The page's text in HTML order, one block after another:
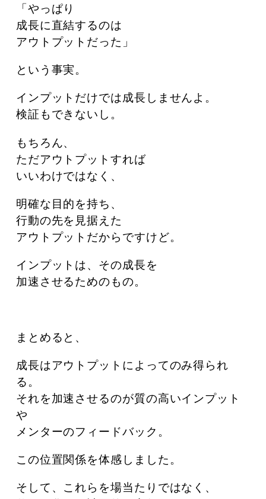
「やっぱり
成長に直結するのは
アウトプットだった」
という事実。
インプットだけでは成長しませんよ。
検証もできないし。
もちろん、
ただアウトプットすれば
いいわけではなく、
明確な目的を持ち、
行動の先を見据えた
アウトプットだからですけど。
インプットは、その成長を
加速させるためのもの。
まとめると、
成長はアウトプットによってのみ得られ
る。
それを加速させるのが質の高いインプット
や
メンターのフィードバック。
この位置関係を体感しました。
そして、これらを場当たりではなく、